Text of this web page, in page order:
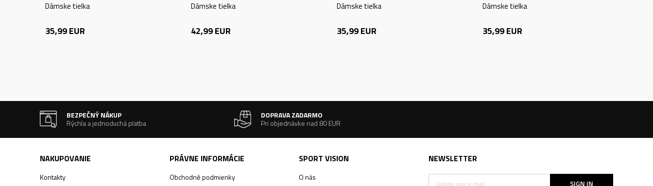
Dámske tielka
35,99EUR
Dámske tielka
42,99EUR
Dámske tielka
35,99EUR
Dámske tielka
35,99EUR
BEZPEČNÝ NÁKUP
Rýchla a jednoduchá platba
DOPRAVA ZADARMO
Pri objednávke nad 80 EUR
NAKUPOVANIE
Kontakty
PRÁVNE INFORMÁCIE
Obchodné podmienky
SPORT VISION
O nás
NEWSLETTER
SIGN IN